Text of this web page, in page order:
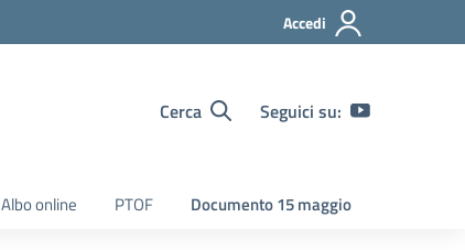
Accedi
Cerca Seguici su:
Albo online PTOF Documento 15 maggio